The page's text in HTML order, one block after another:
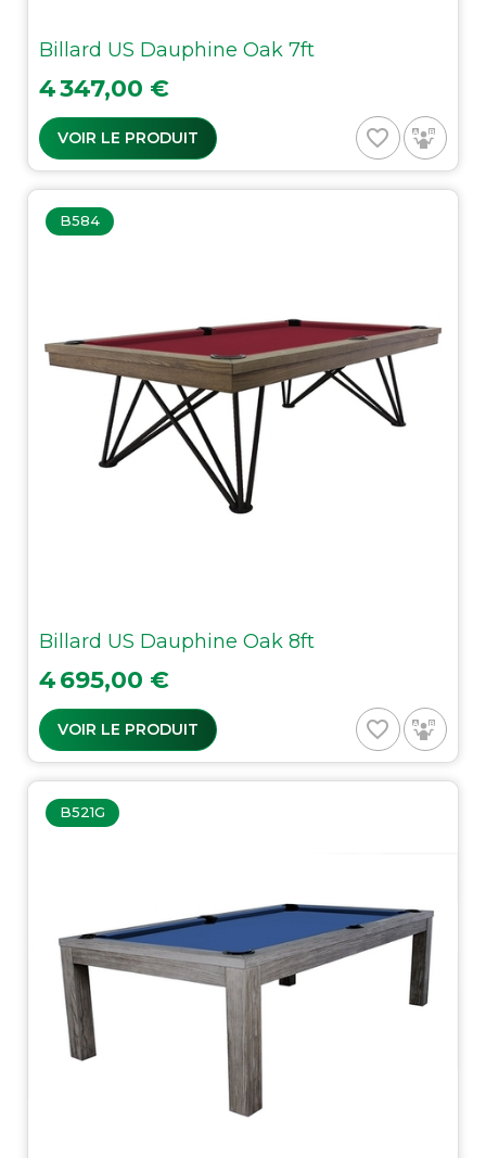
Billard US Dauphine Oak 7ft
Prix
4 347,00 €
VOIR LE PRODUIT favorite_border
B584
Billard US Dauphine Oak 8ft
Prix
4 695,00 €
VOIR LE PRODUIT favorite_border
B521G